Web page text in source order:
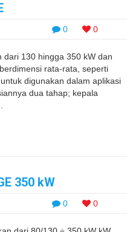
0 0
dari 130 hingga 350 kW dan
rata-rata, seperti
digunakan dalam aplikasi
dua tahap; kepala
350 kW
0 0